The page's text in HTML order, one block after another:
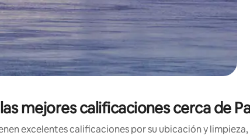
mejores calificaciones cerca de
excelentes calificaciones por su ubicación y